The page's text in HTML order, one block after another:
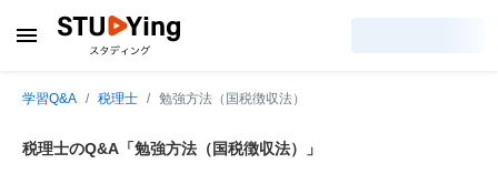
学習Q&A 税理士 勉強方法（国税徴収法）
税理士のQ&A「勉強方法（国税徴収法）」